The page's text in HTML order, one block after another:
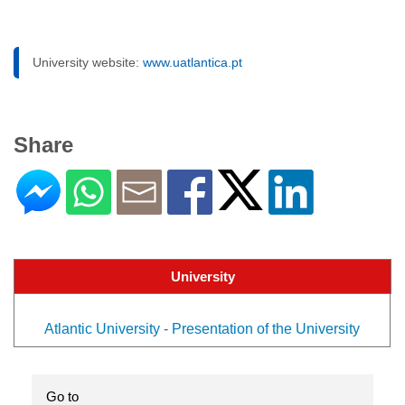
University website: www.uatlantica.pt
Share
University
Atlantic University - Presentation of the University
Go to